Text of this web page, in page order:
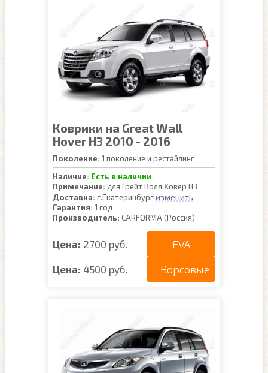
Коврики на Great Wall
Hover H3 2010 - 2016
Поколение: 1 поколение и рестайлинг
Наличие: Есть в наличии
Примечание: для Грейт Волл Ховер Н3
Доставка: г.Екатеринбургизменить
Гарантия: 1 год
Производитель: CARFORMA (Россия)
Цена: 2700 руб. EVA
Цена: 4500 руб. Ворсовые